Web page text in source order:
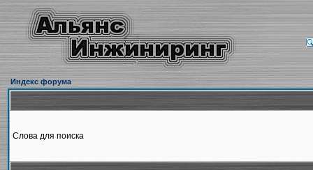
Индекс форума
Слова для поиска